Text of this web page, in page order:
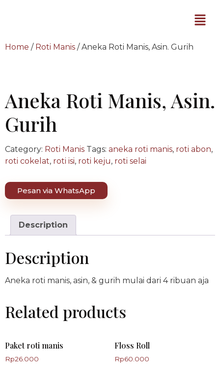
Home / Roti Manis / Aneka Roti Manis, Asin. Gurih
Aneka Roti Manis, Asin.
Gurih
Category: Roti Manis Tags: aneka roti manis, roti abon,
roti cokelat, roti isi, roti keju, roti selai
Pesan via WhatsApp
Description
Description
Aneka roti manis, asin, & gurih mulai dari 4 ribuan aja
Related products
Paket roti manis
Rp26.000
Floss Roll
Rp60.000